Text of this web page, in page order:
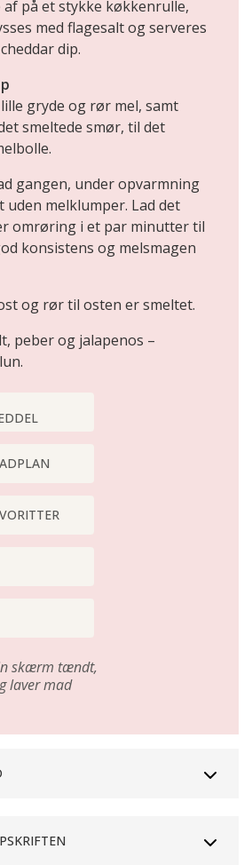
af på et stykke køkkenrulle,
med flagesalt og serveres
dip.
gryde og rør mel, samt
smeltede smør, til det
gangen, under opvarmning
uden melklumper. Lad det
omrøring i et par minutter til
konsistens og melsmagen
og rør til osten er smeltet.
peber og jalapenos –
skærm tændt,
laver mad